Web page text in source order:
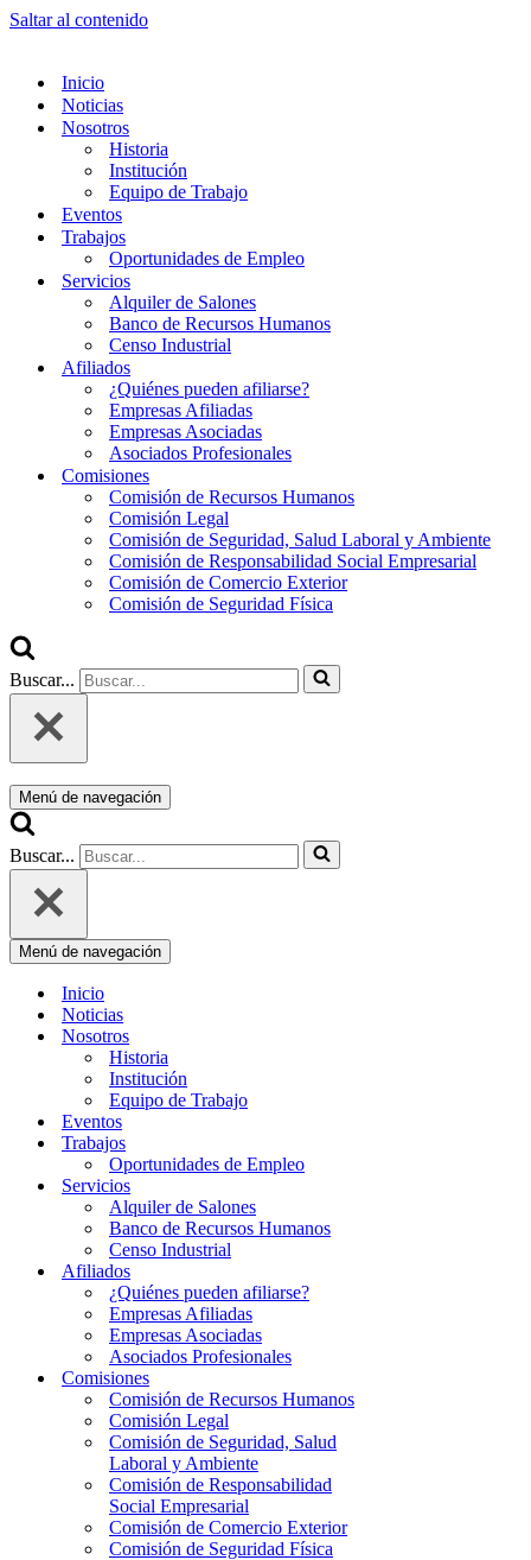
Saltar al contenido
Inicio
Noticias
Nosotros
Historia
Institución
Equipo de Trabajo
Eventos
Trabajos
Oportunidades de Empleo
Servicios
Alquiler de Salones
Banco de Recursos Humanos
Censo Industrial
Afiliados
¿Quiénes pueden afiliarse?
Empresas Afiliadas
Empresas Asociadas
Asociados Profesionales
Comisiones
Comisión de Recursos Humanos
Comisión Legal
Comisión de Seguridad, Salud Laboral y Ambiente
Comisión de Responsabilidad Social Empresarial
Comisión de Comercio Exterior
Comisión de Seguridad Física
Buscar...
Menú de navegación
Buscar...
Menú de navegación
Inicio
Noticias
Nosotros
Historia
Institución
Equipo de Trabajo
Eventos
Trabajos
Oportunidades de Empleo
Servicios
Alquiler de Salones
Banco de Recursos Humanos
Censo Industrial
Afiliados
¿Quiénes pueden afiliarse?
Empresas Afiliadas
Empresas Asociadas
Asociados Profesionales
Comisiones
Comisión de Recursos Humanos
Comisión Legal
Comisión de Seguridad, Salud
Laboral y Ambiente
Comisión de Responsabilidad
Social Empresarial
Comisión de Comercio Exterior
Comisión de Seguridad Física